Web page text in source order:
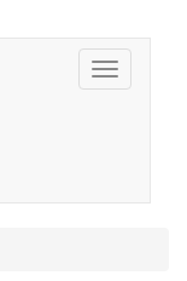
Toggle
navigation